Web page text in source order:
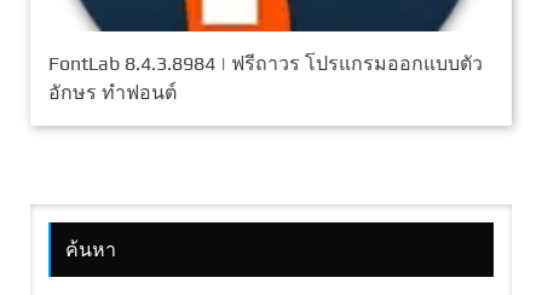
FontLab 8.4.3.8984 | ฟรีถาวร โปรแกรมออกแบบตัว
อักษร ทำฟอนต์
ค้นหา